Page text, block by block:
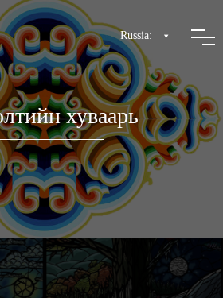
Russia:
хуваарь